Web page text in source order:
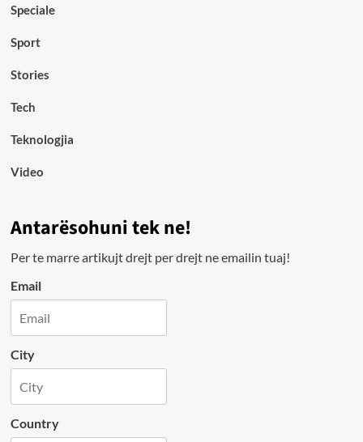
Speciale
Sport
Stories
Tech
Teknologjia
Video
Antarësohuni tek ne!
Per te marre artikujt drejt per drejt ne emailin tuaj!
Email
City
Country